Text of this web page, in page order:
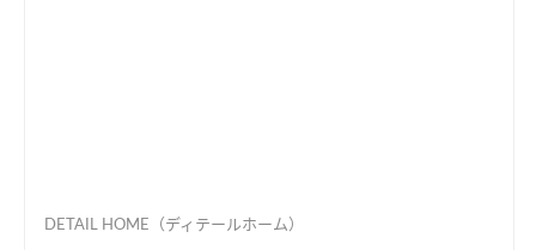
DETAIL HOME（ディテールホーム）